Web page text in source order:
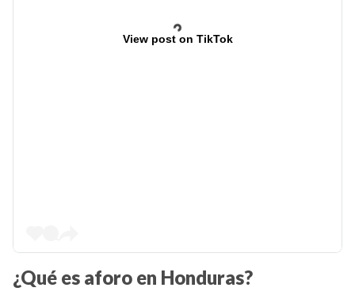
View post on TikTok
¿Qué es aforo en Honduras?